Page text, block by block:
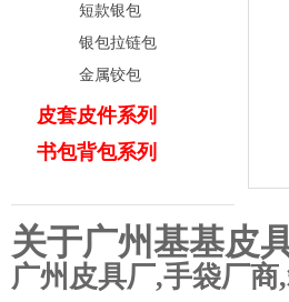
短款银包
银包拉链包
金属铰包
皮套皮件系列
书包背包系列
关于广州基基皮
广州皮具厂,手袋厂